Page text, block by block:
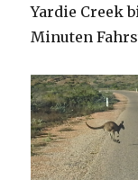
Yardie Creek
Minuten